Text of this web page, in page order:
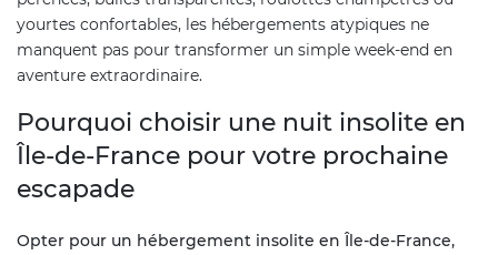
yourtes confortables, les hébergements atypiques ne
manquent pas pour transformer un simple week-end en
aventure extraordinaire.
Pourquoi choisir une nuit insolite en
Île-de-France pour votre prochaine
escapade
Opter pour un hébergement insolite en Île-de-France,